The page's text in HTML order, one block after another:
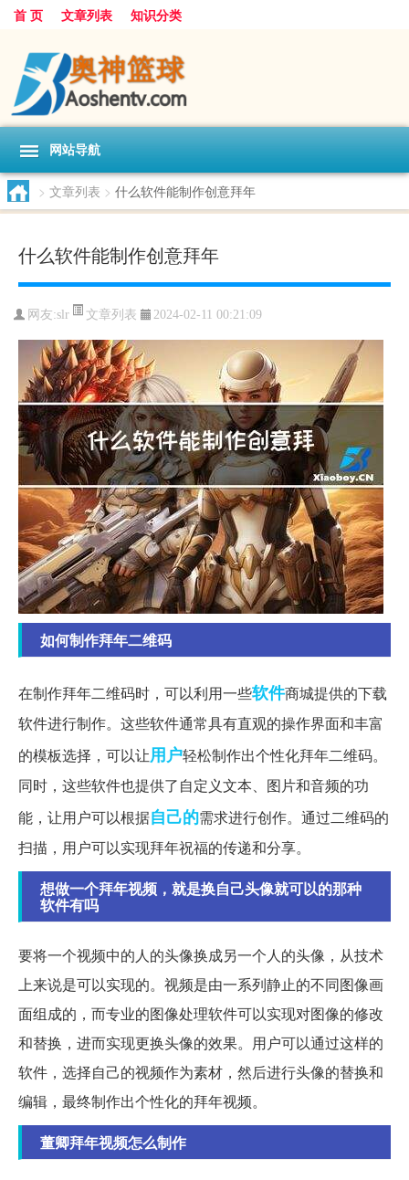
首 页 文章列表 知识分类
网站导航
> 文章列表 > 什么软件能制作创意拜年
什么软件能制作创意拜年
网友:slr 文章列表 2024-02-11 00:21:09
如何制作拜年二维码
在制作拜年二维码时，可以利用一些软件商城提供的下载
软件进行制作。这些软件通常具有直观的操作界面和丰富
的模板选择，可以让用户轻松制作出个性化拜年二维码。
同时，这些软件也提供了自定义文本、图片和音频的功
能，让用户可以根据自己的需求进行创作。通过二维码的
扫描，用户可以实现拜年祝福的传递和分享。
想做一个拜年视频，就是换自己头像就可以的那种
软件有吗
要将一个视频中的人的头像换成另一个人的头像，从技术
上来说是可以实现的。视频是由一系列静止的不同图像画
面组成的，而专业的图像处理软件可以实现对图像的修改
和替换，进而实现更换头像的效果。用户可以通过这样的
软件，选择自己的视频作为素材，然后进行头像的替换和
编辑，最终制作出个性化的拜年视频。
董卿拜年视频怎么制作